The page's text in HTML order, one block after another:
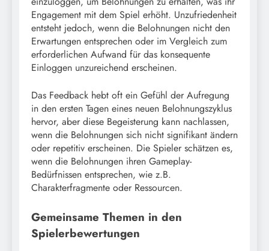
Engagement mit dem Spiel erhöht. Unzufriedenheit
entsteht jedoch, wenn die Belohnungen nicht den
Erwartungen entsprechen oder im Vergleich zum
erforderlichen Aufwand für das konsequente
Einloggen unzureichend erscheinen.
Das Feedback hebt oft ein Gefühl der Aufregung
in den ersten Tagen eines neuen Belohnungszyklus
hervor, aber diese Begeisterung kann nachlassen,
wenn die Belohnungen sich nicht signifikant ändern
oder repetitiv erscheinen. Die Spieler schätzen es,
wenn die Belohnungen ihren Gameplay-
Bedürfnissen entsprechen, wie z.B.
Charakterfragmente oder Ressourcen.
Gemeinsame Themen in den
Spielerbewertungen